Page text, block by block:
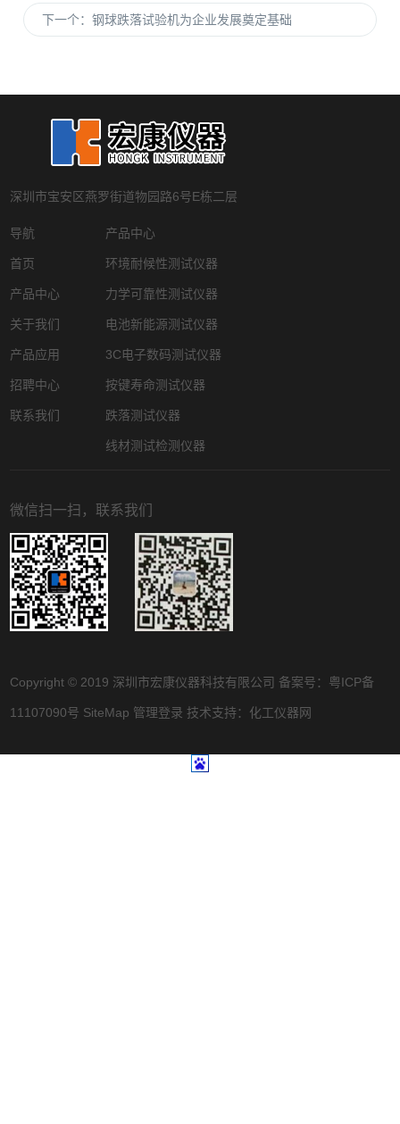
下一个：钢球跌落试验机为企业发展奠定基础
深圳市宝安区燕罗街道物园路6号E栋二层
导航
首页
产品中心
关于我们
产品应用
招聘中心
联系我们
产品中心
环境耐候性测试仪器
力学可靠性测试仪器
电池新能源测试仪器
3C电子数码测试仪器
按键寿命测试仪器
跌落测试仪器
线材测试检测仪器
微信扫一扫，联系我们
Copyright © 2019 深圳市宏康仪器科技有限公司 备案号： 粤ICP备
11107090号 SiteMap 管理登录 技术支持： 化工仪器网